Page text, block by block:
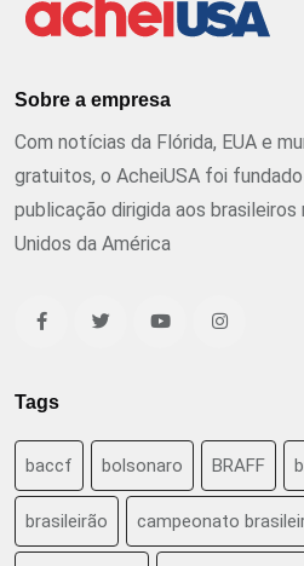
Sobre a empresa
Com notícias da Flórida, EUA e
gratuitos, o AcheiUSA foi
publicação dirigida aos
Unidos da América
Tags
baccf bolsonaro BRAFF
brasileirão campeonato